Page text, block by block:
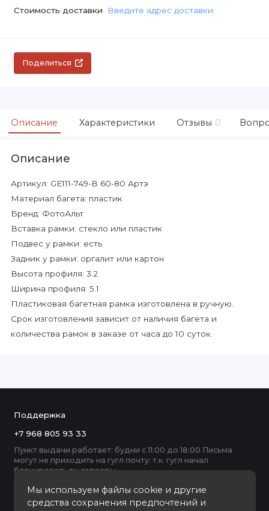
Стоимость доставки Введите адрес доставки
Поделиться
Описание Характеристики Отзывы 0
Описание
Артикул: GE111-749-B 60-80 Артэ
Материал багета: пластик
Бренд: ФотоАльт
Вставка рамки: стекло или пластик
Подвес у рамки: есть
Задник у рамки: оргалит или картон
Высота профиля: 3.2
Ширина профиля: 5.1
Пластиковая багетная рамка изготовлена в ручную.
Срок изготовления зависит от наличия багета и
количества рамок в заказе от часа до 10 суток.
Мы используем файлы cookie и другие
средства сохранения предпочтений и
Поддержка
+7 968 805 93 33
Пункт выдачи работает: будни с 11:00 до 18:00 Письма
могут не приходить на гугл почту: т.к. гугл начал
блокировать ру серверы